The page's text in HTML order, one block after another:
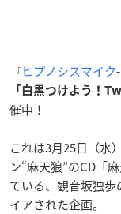
『ヒプノシスマイク
「白黒つけよう！
催中！
これは3月25日（水
ン“麻天狼”のCD「
ている、観音坂独歩
イアされた企画。